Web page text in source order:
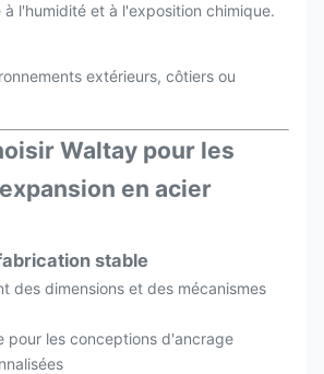
à l'humidité et à l'exposition chimique.
extérieurs, côtiers ou
Waltay pour les
en acier
stable
des dimensions et des mécanismes
pour les conceptions d'ancrage